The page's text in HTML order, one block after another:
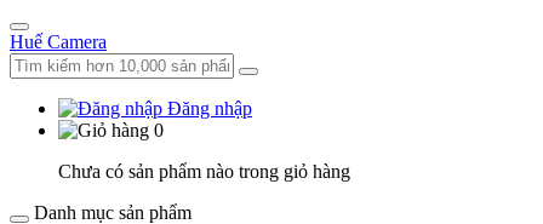
Huế Camera
Đăng nhập
0
Chưa có sản phẩm nào trong giỏ hàng
Danh mục sản phẩm